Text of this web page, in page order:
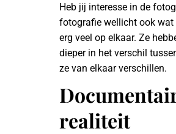
Heb jij interesse in de
fotografie wellicht ook wat
erg veel op elkaar. Ze
dieper in het verschil
ze van elkaar verschillen.
realiteit